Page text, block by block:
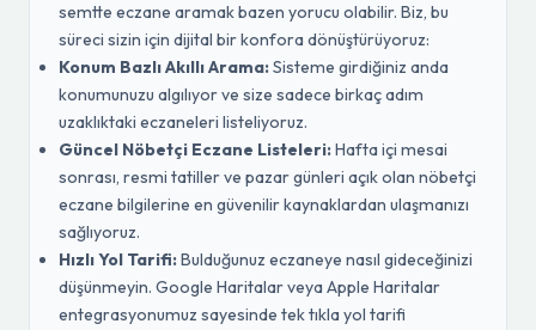
semtte eczane aramak bazen yorucu olabilir. Biz, bu
süreci sizin için dijital bir konfora dönüştürüyoruz:
Konum Bazlı Akıllı Arama:Sisteme girdiğiniz anda
konumunuzu algılıyor ve size sadece birkaç adım
uzaklıktaki eczaneleri listeliyoruz.
Güncel Nöbetçi Eczane Listeleri:Hafta içi mesai
sonrası, resmi tatiller ve pazar günleri açık olan nöbetçi
eczane bilgilerine en güvenilir kaynaklardan ulaşmanızı
sağlıyoruz.
Hızlı Yol Tarifi:Bulduğunuz eczaneye nasıl gideceğinizi
düşünmeyin. Google Haritalar veya Apple Haritalar
entegrasyonumuz sayesinde tek tıkla yol tarifi